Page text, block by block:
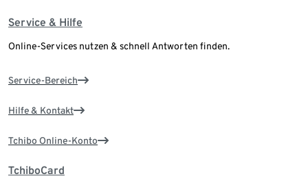
Service & Hilfe
Online-Services nutzen & schnell Antworten finden.
Service-Bereich
Hilfe & Kontakt
Tchibo Online-Konto
TchiboCard